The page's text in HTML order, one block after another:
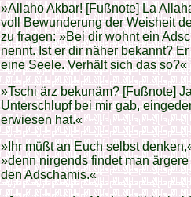
»Allaho Akbar! [Fußnote] La
voll Bewunderung der Weisheit
zu fragen: »Bei dir wohnt ein
nennt. Ist er dir näher bekannt?
eine Seele. Verhält sich das so?«
»Tschi ärz bekunäm? [Fußnote]
Unterschlupf bei mir gab,
erwiesen hat.«
»Ihr müßt an Euch selbst
»denn nirgends findet man
den Adschamis.«